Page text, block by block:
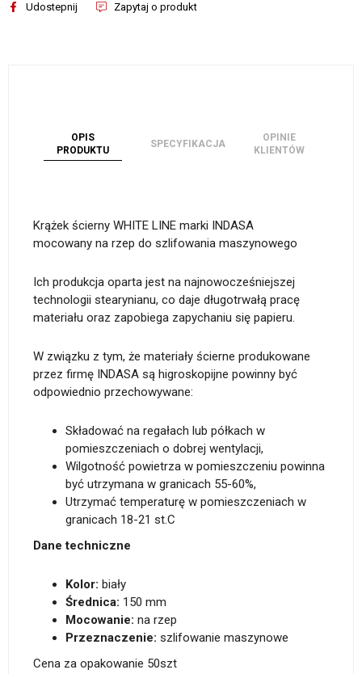
Udostepnij
Zapytaj o produkt
OPIS
PRODUKTU
SPECYFIKACJA
OPINIE
KLIENTÓW
Krążek ścierny WHITE LINE marki INDASA
mocowany na rzep do szlifowania maszynowego
Ich produkcja oparta jest na najnowocześniejszej
technologii stearynianu, co daje długotrwałą pracę
materiału oraz zapobiega zapychaniu się papieru.
W związku z tym, że materiały ścierne produkowane
przez firmę INDASA są higroskopijne powinny być
odpowiednio przechowywane:
Składować na regałach lub półkach w
pomieszczeniach o dobrej wentylacji,
Wilgotność powietrza w pomieszczeniu powinna
być utrzymana w granicach 55-60%,
Utrzymać temperaturę w pomieszczeniach w
granicach 18-21 st.C
Dane techniczne
Kolor: biały
Średnica: 150 mm
Mocowanie: na rzep
Przeznaczenie: szlifowanie maszynowe
Cena za opakowanie 50szt